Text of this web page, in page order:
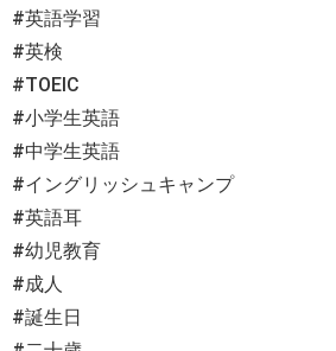
#英語学習
#英検
#TOEIC
#小学生英語
#中学生英語
#イングリッシュキャンプ
#英語耳
#幼児教育
#成人
#誕生日